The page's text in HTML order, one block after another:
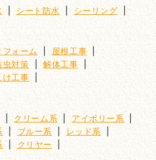
シート防水 シーリング|
フォーム 屋根工事 |
虫対策 |解体工事
け工事
クリーム系 アイボリー系
ブルー系 レッド系
| クリヤー |